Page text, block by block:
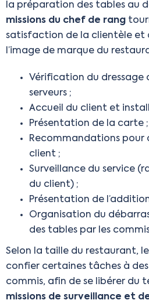
la préparation des tables au
missions du chef de rang
satisfaction de la clientèle et
l’image de marque du
Vérification du dressage
serveurs ;
Accueil du client et
Présentation de la carte ;
Recommandations pour
client ;
Surveillance du service
du client) ;
Présentation de
Organisation du
des tables par les
Selon la taille du restaurant,
confier certaines tâches à des
commis, afin de se libérer du
missions de surveillance et